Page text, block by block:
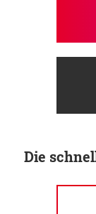
Die